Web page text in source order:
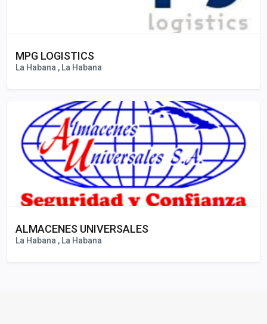
MPG LOGISTICS
La Habana , La Habana
ALMACENES UNIVERSALES
La Habana , La Habana